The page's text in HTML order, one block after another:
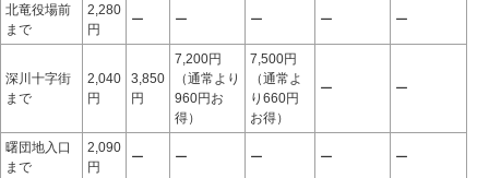
北竜役場前
まで
2,280
円
ー ー ー ー ー
深川十字街
まで
2,040
円
3,850
円
7,200円
（通常より
960円お
得）
7,500円
（通常よ
り660円
お得）
ー ー
曙団地入口
まで
2,090
円
ー ー ー ー ー